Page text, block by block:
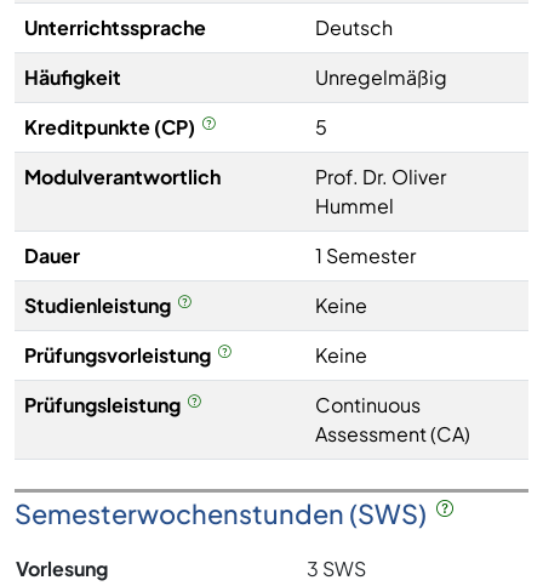
Unterrichtssprache
Deutsch
Häufigkeit
Unregelmäßig
Kreditpunkte (CP)
5
Modulverantwortlich
Prof. Dr. Oliver
Hummel
Dauer
1 Semester
Studienleistung
Keine
Prüfungsvorleistung
Keine
Prüfungsleistung
Continuous
Assessment (CA)
Semesterwochenstunden (SWS)
Vorlesung
3 SWS